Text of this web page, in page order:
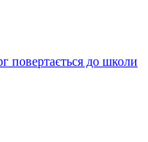
повертається до школи